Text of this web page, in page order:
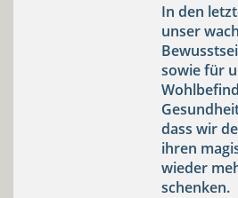
In den
unser
sowie für
dass wir
ihren
wieder
schenken.